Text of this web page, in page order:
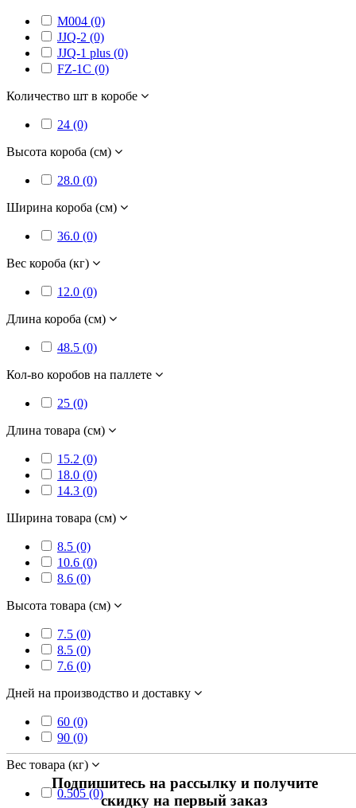
Подпишитесь на рассылку и получите
скидку на первый заказ
M004 (0)
JJQ-2 (0)
JJQ-1 plus (0)
FZ-1C (0)
Количество шт в коробе
24 (0)
Высота короба (см)
28.0 (0)
Ширина короба (см)
36.0 (0)
Вес короба (кг)
12.0 (0)
Длина короба (см)
48.5 (0)
Кол-во коробов на паллете
25 (0)
Длина товара (см)
15.2 (0)
18.0 (0)
14.3 (0)
Ширина товара (см)
8.5 (0)
10.6 (0)
8.6 (0)
Высота товара (см)
7.5 (0)
8.5 (0)
7.6 (0)
Дней на производство и доставку
60 (0)
90 (0)
Вес товара (кг)
0.505 (0)